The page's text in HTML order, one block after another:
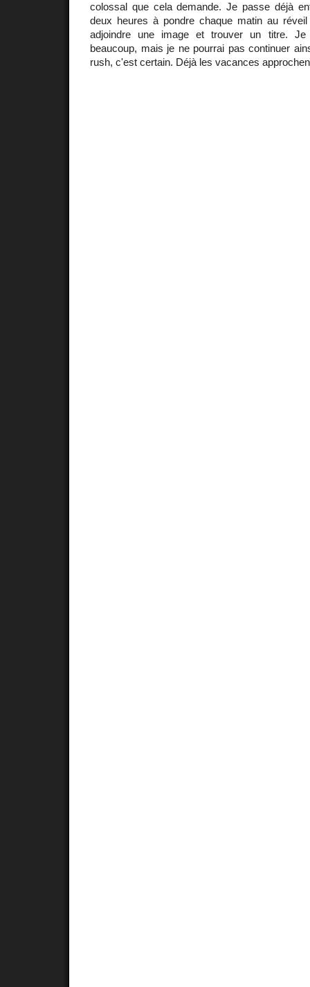
colossal que cela demande. Je passe déjà
deux heures à pondre chaque matin au
adjoindre une image et trouver un titre.
beaucoup, mais je ne pourrai pas continuer
rush, c'est certain. Déjà les vacances